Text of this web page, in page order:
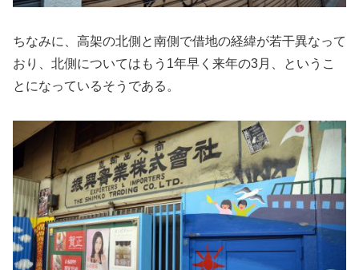
ちなみに、高架の北側と南側で借地の経緯が若干異なって
おり、北側についてはもう1年早く来年の3月、というこ
とになっているそうである。